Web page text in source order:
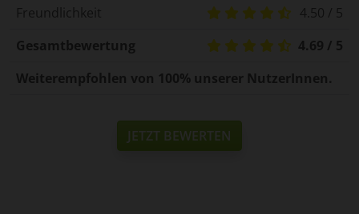
Freundlichkeit
4.50 / 5
Gesamtbewertung
4.69 / 5
Weiterempfohlen von 100% unserer NutzerInnen.
JETZT BEWERTEN